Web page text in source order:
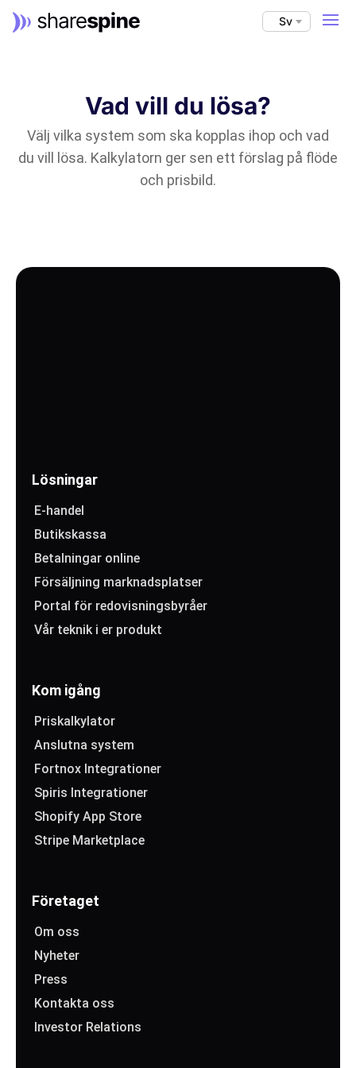
Sv
Vad vill du lösa?
Välj vilka system som ska kopplas ihop och vad
du vill lösa. Kalkylatorn ger sen ett förslag på flöde
och prisbild.
Lösningar
E-handel
Butikskassa
Betalningar online
Försäljning marknadsplatser
Portal för redovisningsbyråer
Vår teknik i er produkt
Kom igång
Priskalkylator
Anslutna system
Fortnox Integrationer
Spiris Integrationer
Shopify App Store
Stripe Marketplace
Företaget
Om oss
Nyheter
Press
Kontakta oss
Investor Relations